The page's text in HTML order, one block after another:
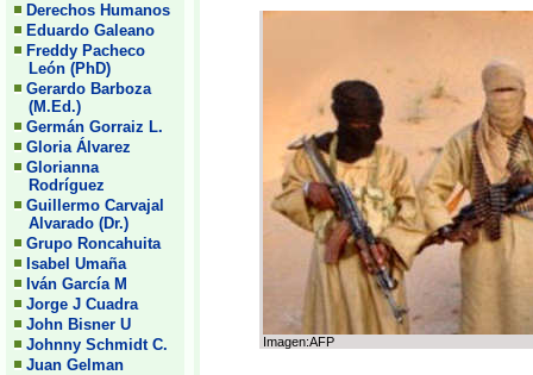
Derechos Humanos
Eduardo Galeano
Freddy Pacheco
León (PhD)
Gerardo Barboza
(M.Ed.)
Germán Gorraiz L.
Gloria Álvarez
Glorianna
Rodríguez
Guillermo Carvajal
Alvarado (Dr.)
Grupo Roncahuita
Isabel Umaña
Iván García M
Jorge J Cuadra
John Bisner U
Johnny Schmidt C.
Juan Gelman
Imagen:AFP